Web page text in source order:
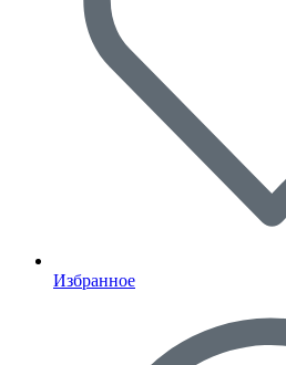
Избранное